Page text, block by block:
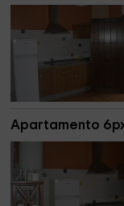
Apartamento